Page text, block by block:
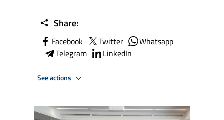
Share:
Facebook Twitter
Whatsapp
Telegram
LinkedIn
See actions